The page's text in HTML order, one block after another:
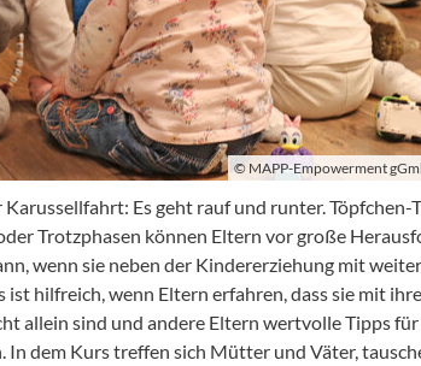
© MAPP-Empowerment
Es geht rauf und runter. Töpfchen-
Trotzphasen können Eltern vor große
wenn sie neben der Kindererziehung mit
ist hilfreich, wenn Eltern erfahren, dass sie mit
allein sind und andere Eltern wertvolle Tipps für
In dem Kurs treffen sich Mütter und Väter,